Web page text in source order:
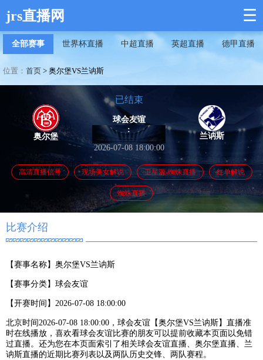
jrs直播网 ☰
全部赛事 世界杯直播 中超直播 英超直播 德甲直播
位置： 首页 > 奥尔堡VS兰讷斯
奥尔堡
已结束
球会友谊
:
2026-07-08 18:00:00
兰讷斯
高清直播信号 现场美女解说 卫星源-蜘蛛直播 红单解说
蜘蛛直播
比赛介绍
【赛事名称】 奥尔堡VS兰讷斯
【赛事分类】 球会友谊
【开赛时间】 2026-07-08 18:00:00
北京时间2026-07-08 18:00:00，球会友谊【奥尔堡VS兰讷斯】直播准
时在线播放，喜欢看球会友谊比赛的朋友可以提前收藏本页面以免错
过直播。还为您在本页面索引了相关球会友谊直播、奥尔堡直播、兰
讷斯直播的近期比赛列表以及两队历史交锋、两队赛程。